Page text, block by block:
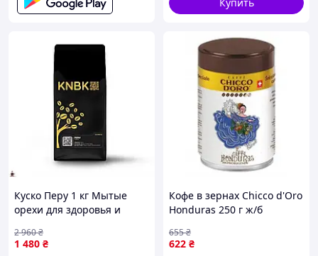
Куско Перу 1 кг Мытые
орехи для здоровья и
1 480 ₴
2 960₴
Кофе в зернах Chicco d'Oro
Honduras 250 г ж/б
622 ₴
655₴